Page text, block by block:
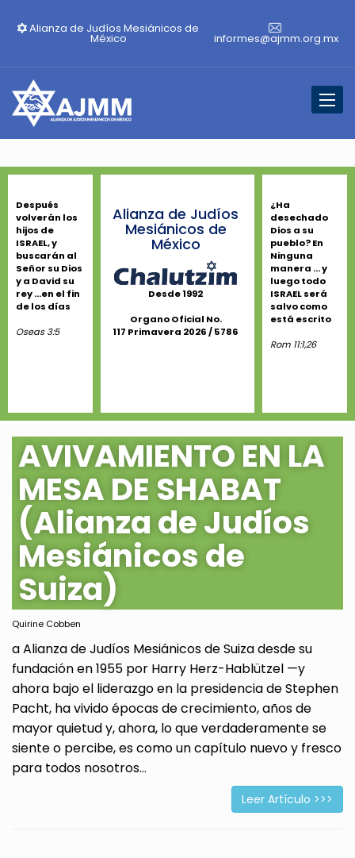
Alianza de Judíos Mesiánicos de
México informes@ajmm.org.mx
Después
volverán los
hijos de
ISRAEL, y
buscarán al
Señor su Dios
y a David su
rey ...en el fin
de los días
Oseas 3:5
Alianza de Judíos
Mesiánicos de
México
Desde 1992
Organo Oficial No.
117 Primavera 2026 / 5786
¿Ha
desechado
Dios a su
pueblo? En
Ninguna
manera ... y
luego todo
ISRAEL será
salvo como
está escrito
Rom 11:1,26
AVIVAMIENTO EN LA
MESA DE SHABAT
(Alianza de Judíos
Mesiánicos de
Suiza)
Quirine Cobben
a Alianza de Judíos Mesiánicos de Suiza desde su
fundación en 1955 por Harry Herz-Hablützel —y
ahora bajo el liderazgo en la presidencia de Stephen
Pacht, ha vivido épocas de crecimiento, años de
mayor quietud y, ahora, lo que verdaderamente se
siente o percibe, es como un capítulo nuevo y fresco
para todos nosotros...
Leer Artículo >>>